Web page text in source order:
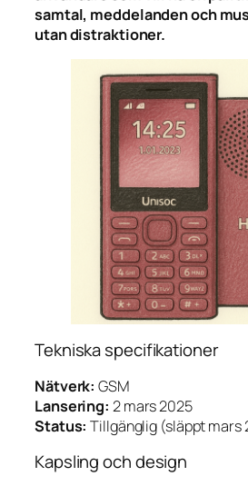
samtal, meddelanden och
utan distraktioner.
Tekniska specifikationer
Nätverk: GSM
Lansering: 2 mars 2025
Status: Tillgänglig (släppt mars
Kapsling och design